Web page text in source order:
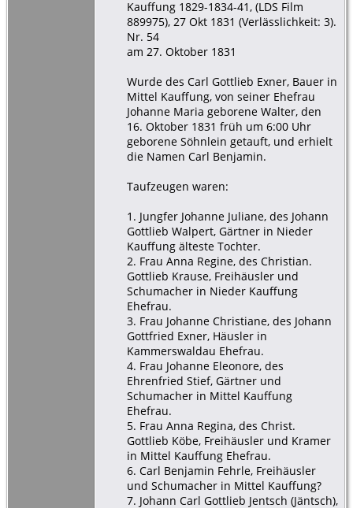
Kauffung 1829-1834-41, (LDS Film
889975), 27 Okt 1831 (Verlässlichkeit: 3).
Nr. 54
am 27. Oktober 1831
Wurde des Carl Gottlieb Exner, Bauer in
Mittel Kauffung, von seiner Ehefrau
Johanne Maria geborene Walter, den
16. Oktober 1831 früh um 6:00 Uhr
geborene Söhnlein getauft, und erhielt
die Namen Carl Benjamin.
Taufzeugen waren:
1. Jungfer Johanne Juliane, des Johann
Gottlieb Walpert, Gärtner in Nieder
Kauffung älteste Tochter.
2. Frau Anna Regine, des Christian.
Gottlieb Krause, Freihäusler und
Schumacher in Nieder Kauffung
Ehefrau.
3. Frau Johanne Christiane, des Johann
Gottfried Exner, Häusler in
Kammerswaldau Ehefrau.
4. Frau Johanne Eleonore, des
Ehrenfried Stief, Gärtner und
Schumacher in Mittel Kauffung
Ehefrau.
5. Frau Anna Regina, des Christ.
Gottlieb Köbe, Freihäusler und Kramer
in Mittel Kauffung Ehefrau.
6. Carl Benjamin Fehrle, Freihäusler
und Schumacher in Mittel Kauffung?
7. Johann Carl Gottlieb Jentsch (Jäntsch),